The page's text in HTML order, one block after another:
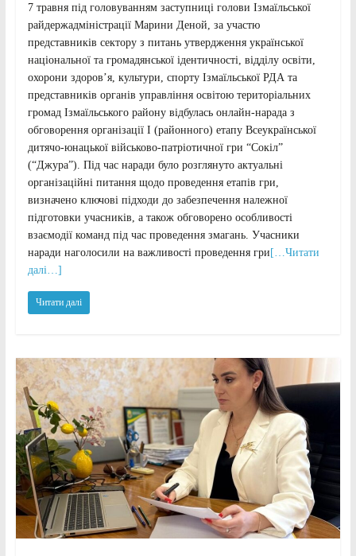
7 травня під головуванням заступниці голови Ізмаїльської
райдержадміністрації Марини Деной, за участю
представників сектору з питань утвердження української
національної та громадянської ідентичності, відділу освіти,
охорони здоров’я, культури, спорту Ізмаїльської РДА та
представників органів управління освітою територіальних
громад Ізмаїльського району відбулась онлайн-нарада з
обговорення організації I (районного) етапу Всеукраїнської
дитячо-юнацької військово-патріотичної гри “Сокіл”
(“Джура”). Під час наради було розглянуто актуальні
організаційні питання щодо проведення етапів гри,
визначено ключові підходи до забезпечення належної
підготовки учасників, а також обговорено особливості
взаємодії команд під час проведення змагань. Учасники
наради наголосили на важливості проведення гри […Читати
далі…]
Читати далі